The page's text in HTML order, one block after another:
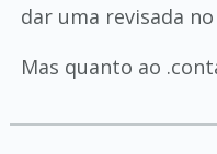
dar uma revisada
Mas quanto ao